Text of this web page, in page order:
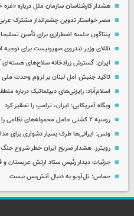
هشدار کارشناسان سازمان ملل درباره «غزه‌
مصر خواستار تدوین چشم‌انداز مشترک
پنتاگون جلسه اضطراری برای تأمین
تقلای وزیر تندروی صهیونیست برای توجیه
ایران: گسترش زرادخانه سلاح‌های
تاکید جنبش امل لبنان بر لزوم وحدت ملی
اسلام‌آباد: رایزنی‌های دیپلماتیک درباره
وبگاه آمریکایی: ایران، ترامپ را تحقیر کرد
روسیه ۲ کشتی حامل محموله‌های نظامی را در دریای سیاه هدف گرفت
ونس: ایرانی‌ها طرف بسیار دشواری برای
رویترز: هشدار صریح ایران خطر شروع
جزئیات دیدار رئیس ستاد ارتش عربستان و
حماس: تل‌آویو به دنبال آتش‌بس نیست